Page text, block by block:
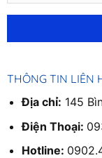
THÔNG TIN LIÊN
Địa chỉ: 145
Điện Thoại:
Hotline: